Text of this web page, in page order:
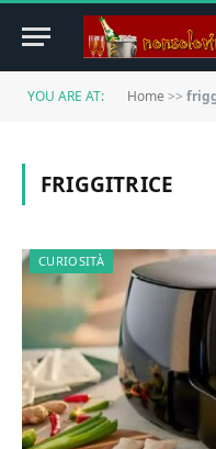
YOU ARE AT: Home >>
FRIGGITRICE
CURIOSITÀ